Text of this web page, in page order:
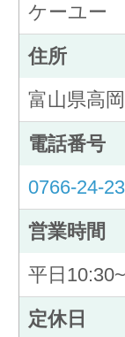
ケーユー
住所
富山県高
電話番号
0766-24-
営業時間
平日
定休日